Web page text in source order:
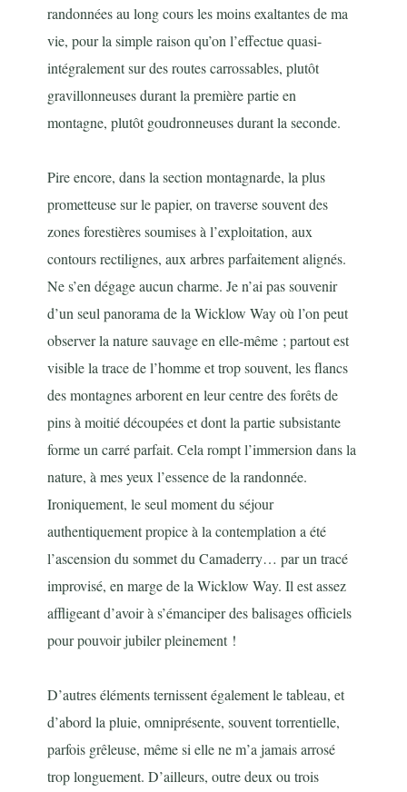
randonnées au long cours les moins exaltantes de ma
vie, pour la simple raison qu’on l’effectue quasi-
intégralement sur des routes carrossables, plutôt
gravillonneuses durant la première partie en
montagne, plutôt goudronneuses durant la seconde.
Pire encore, dans la section montagnarde, la plus
prometteuse sur le papier, on traverse souvent des
zones forestières soumises à l’exploitation, aux
contours rectilignes, aux arbres parfaitement alignés.
Ne s’en dégage aucun charme. Je n’ai pas souvenir
d’un seul panorama de la Wicklow Way où l’on peut
observer la nature sauvage en elle-même ; partout est
visible la trace de l’homme et trop souvent, les flancs
des montagnes arborent en leur centre des forêts de
pins à moitié découpées et dont la partie subsistante
forme un carré parfait. Cela rompt l’immersion dans la
nature, à mes yeux l’essence de la randonnée.
Ironiquement, le seul moment du séjour
authentiquement propice à la contemplation a été
l’ascension du sommet du Camaderry… par un tracé
improvisé, en marge de la Wicklow Way. Il est assez
affligeant d’avoir à s’émanciper des balisages officiels
pour pouvoir jubiler pleinement !
D’autres éléments ternissent également le tableau, et
d’abord la pluie, omniprésente, souvent torrentielle,
parfois grêleuse, même si elle ne m’a jamais arrosé
trop longuement. D’ailleurs, outre deux ou trois